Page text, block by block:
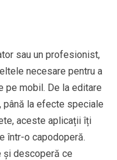
sau un profesionist,
necesare pentru a
pe mobil. De la editare
până la efecte speciale
aceste aplicații îți
într-o capodoperă.
și descoperă ce